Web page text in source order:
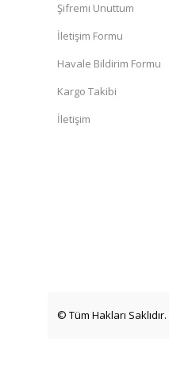
Şifremi Unuttum
İletişim Formu
Havale Bildirim Formu
Kargo Takibi
İletişim
© Tüm Hakları